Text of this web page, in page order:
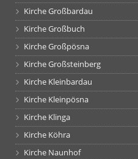
Kirche Großbardau
Kirche Großbuch
Kirche Großpösna
Kirche Großsteinberg
Kirche Kleinbardau
Kirche Kleinpösna
Kirche Klinga
Kirche Köhra
Kirche Naunhof